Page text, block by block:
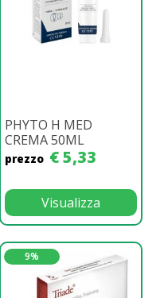
PHYTO H MED
CREMA 50ML
prezzo € 5,33
Visualizza
9%